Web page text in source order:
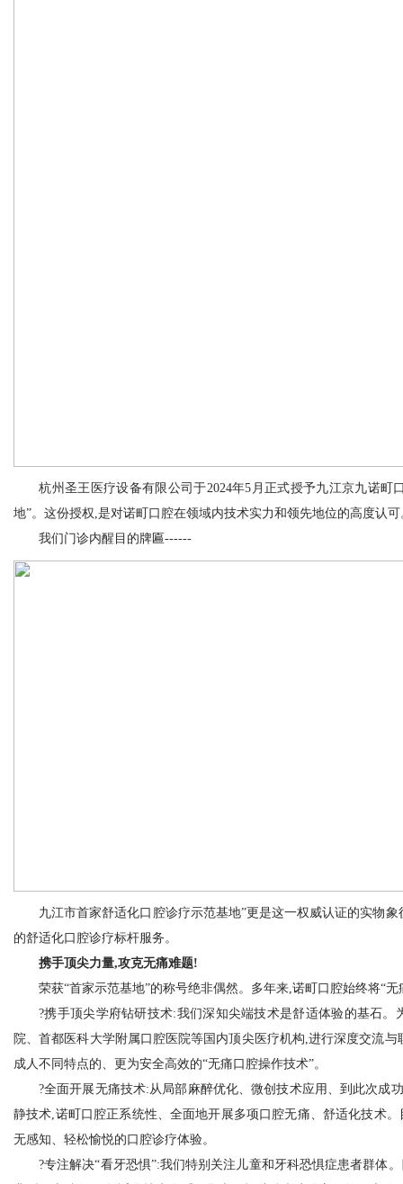
杭州圣王医疗设备有限公司于2024年5月正式授予九江京九诺町
地”。这份授权,是对诺町口腔在领域内技术实力和领先地位的高度认可
我们门诊内醒目的牌匾------
九江市首家舒适化口腔诊疗示范基地”更是这一权威认证的实物象
的舒适化口腔诊疗标杆服务。
携手顶尖力量,攻克无痛难题!
荣获“首家示范基地”的称号绝非偶然。多年来,诺町口腔始终将“无
?携手顶尖学府钻研技术:我们深知尖端技术是舒适体验的基石。
院、首都医科大学附属口腔医院等国内顶尖医疗机构,进行深度交流
成人不同特点的、更为安全高效的“无痛口腔操作技术”。
?全面开展无痛技术:从局部麻醉优化、微创技术应用、到此次成
静技术,诺町口腔正系统性、全面地开展多项口腔无痛、舒适化技术
无感知、轻松愉悦的口腔诊疗体验。
?专注解决“看牙恐惧”:我们特别关注儿童和牙科恐惧症患者群体